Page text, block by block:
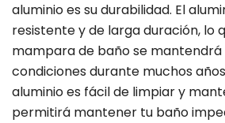
aluminio es su durabilidad. El
resistente y de larga duración, lo
mampara de baño se
condiciones durante muchos
aluminio es fácil de limpiar y
permitirá mantener tu baño